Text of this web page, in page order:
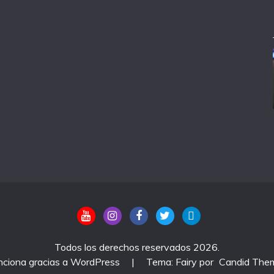
Todos los derechos reservados 2026.
gracias a WordPress
| Tema: Fairy por Candid